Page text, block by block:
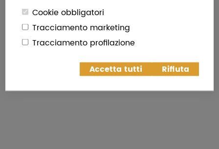
Cookie obbligatori
Tracciamento marketing
Tracciamento profilazione
Accetta tutti Rifiuta